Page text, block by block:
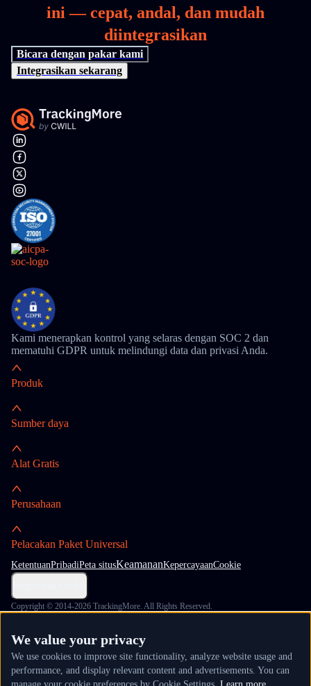
ini — cepat, andal, dan mudah
diintegrasikan
Bicara dengan pakar kami
Integrasikan sekarang
Kami menerapkan kontrol yang selaras dengan SOC 2 dan
mematuhi GDPR untuk melindungi data dan privasi Anda.
Produk
Sumber daya
Alat Gratis
Perusahaan
Pelacakan Paket Universal
KetentuanPribadiPeta situsKeamananKepercayaanCookie
Copyright © 2014-2026 TrackingMore. All Rights Reserved.
We value your privacy
We use cookies to improve site functionality, analyze website usage and
performance, and display relevant content and advertisements. You can